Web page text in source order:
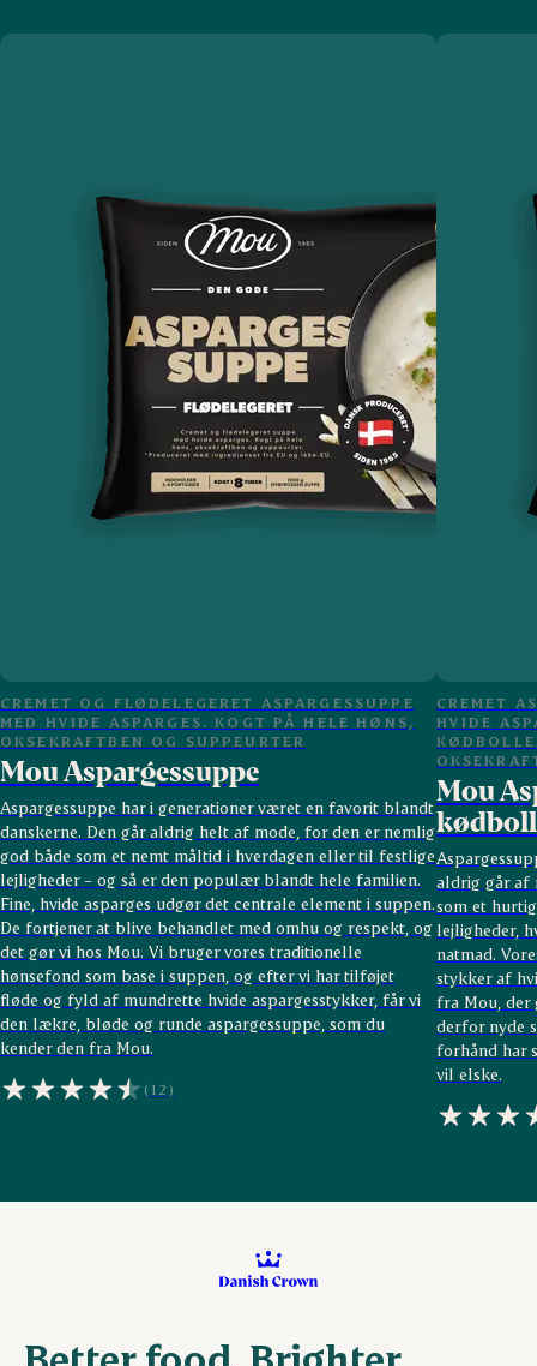
CREMET OG FLØDELEGERET ASPARGESSUPPE
MED HVIDE ASPARGES. KOGT PÅ HELE HØNS,
OKSEKRAFTBEN OG SUPPEURTER
Mou Aspargessuppe
Aspargessuppe har i generationer været en favorit blandt
danskerne. Den går aldrig helt af mode, for den er nemlig
god både som et nemt måltid i hverdagen eller til festlige
lejligheder – og så er den populær blandt hele familien.
Fine, hvide asparges udgør det centrale element i suppen.
De fortjener at blive behandlet med omhu og respekt, og
det gør vi hos Mou. Vi bruger vores traditionelle
hønsefond som base i suppen, og efter vi har tilføjet
fløde og fyld af mundrette hvide aspargesstykker, får vi
den lækre, bløde og runde aspargessuppe, som du
kender den fra Mou.
(12)
CREMET
HVIDE
Mou
aldrig går af
som et
lejligheder,
natmad.
stykker af
fra Mou, der
derfor nyde
forhånd har
vil elske.